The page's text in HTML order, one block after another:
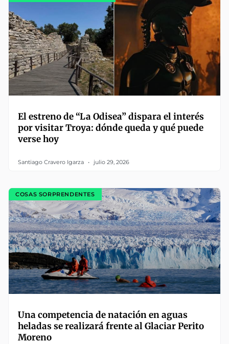
El estreno de “La Odisea” dispara el interés
por visitar Troya: dónde queda y qué puede
verse hoy
Santiago Cravero Igarza julio 29, 2026
COSAS SORPRENDENTES
Una competencia de natación en aguas
heladas se realizará frente al Glaciar Perito
Moreno